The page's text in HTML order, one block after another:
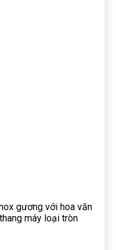
gương với hoa văn
máy loại tròn